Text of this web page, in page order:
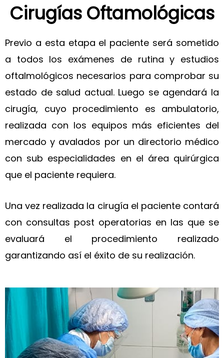
Cirugías Oftamológicas
Previo a esta etapa el paciente será sometido
a todos los exámenes de rutina y estudios
oftalmológicos necesarios para comprobar su
estado de salud actual. Luego se agendará la
cirugía, cuyo procedimiento es ambulatorio,
realizada con los equipos más eficientes del
mercado y avalados por un directorio médico
con sub especialidades en el área quirúrgica
que el paciente requiera.
Una vez realizada la cirugía el paciente contará
con consultas post operatorias en las que se
evaluará el procedimiento realizado
garantizando así el éxito de su realización.